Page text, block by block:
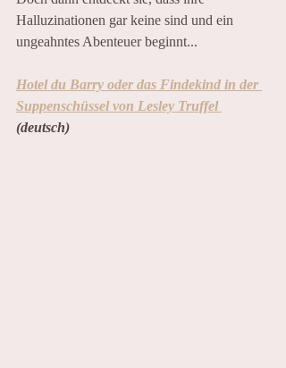
Halluzinationen gar keine sind und ein
ungeahntes Abenteuer beginnt...
Hotel du Barry oder das Findekind in der
Suppenschüssel von Lesley Truffel
(deutsch)